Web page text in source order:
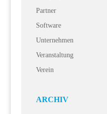
Partner
Software
Unternehmen
Veranstaltung
Verein
ARCHIV